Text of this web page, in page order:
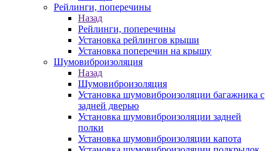
Рейлинги, поперечины
Назад
Рейлинги, поперечины
Установка рейлингов крыши
Установка поперечин на крышу
Шумовиброизоляция
Назад
Шумовиброизоляция
Установка шумовиброизоляции багажника с
задней дверью
Установка шумовиброизоляции задней
полки
Установка шумовиброизоляции капота